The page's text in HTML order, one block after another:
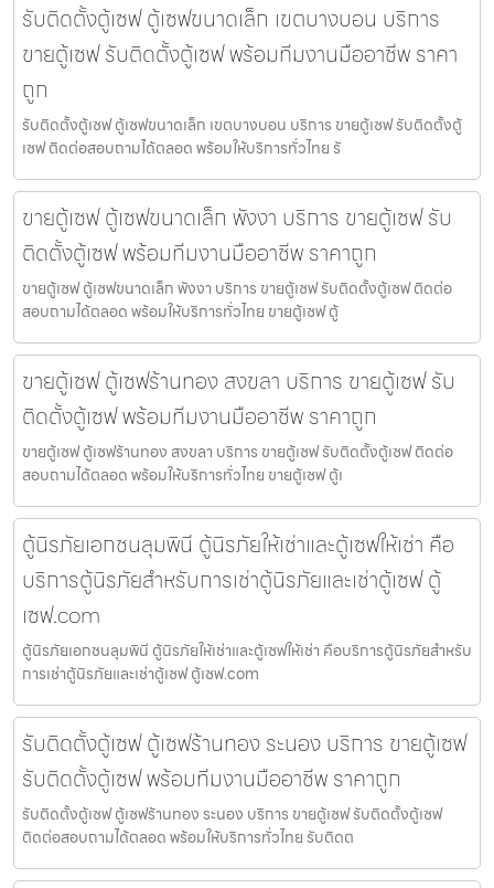
รับติดตั้งตู้เซฟ ตู้เซฟขนาดเล็ก เขตบางบอน บริการ
ขายตู้เซฟ รับติดตั้งตู้เซฟ พร้อมทีมงานมืออาชีพ ราคา
ถูก
รับติดตั้งตู้เซฟ ตู้เซฟขนาดเล็ก เขตบางบอน บริการ ขายตู้เซฟ รับติดตั้งตู้
เซฟ ติดต่อสอบถามได้ตลอด พร้อมให้บริการทั่วไทย รั
ขายตู้เซฟ ตู้เซฟขนาดเล็ก พังงา บริการ ขายตู้เซฟ รับ
ติดตั้งตู้เซฟ พร้อมทีมงานมืออาชีพ ราคาถูก
ขายตู้เซฟ ตู้เซฟขนาดเล็ก พังงา บริการ ขายตู้เซฟ รับติดตั้งตู้เซฟ ติดต่อ
สอบถามได้ตลอด พร้อมให้บริการทั่วไทย ขายตู้เซฟ ตู้
ขายตู้เซฟ ตู้เซฟร้านทอง สงขลา บริการ ขายตู้เซฟ รับ
ติดตั้งตู้เซฟ พร้อมทีมงานมืออาชีพ ราคาถูก
ขายตู้เซฟ ตู้เซฟร้านทอง สงขลา บริการ ขายตู้เซฟ รับติดตั้งตู้เซฟ ติดต่อ
สอบถามได้ตลอด พร้อมให้บริการทั่วไทย ขายตู้เซฟ ตู้เ
ตู้นิรภัยเอกชนลุมพินี ตู้นิรภัยให้เช่าและตู้เซฟให้เช่า คือ
บริการตู้นิรภัยสำหรับการเช่าตู้นิรภัยและเช่าตู้เซฟ ตู้
เซฟ.com
ตู้นิรภัยเอกชนลุมพินี ตู้นิรภัยให้เช่าและตู้เซฟให้เช่า คือบริการตู้นิรภัยสำหรับ
การเช่าตู้นิรภัยและเช่าตู้เซฟ ตู้เซฟ.com
รับติดตั้งตู้เซฟ ตู้เซฟร้านทอง ระนอง บริการ ขายตู้เซฟ
รับติดตั้งตู้เซฟ พร้อมทีมงานมืออาชีพ ราคาถูก
รับติดตั้งตู้เซฟ ตู้เซฟร้านทอง ระนอง บริการ ขายตู้เซฟ รับติดตั้งตู้เซฟ
ติดต่อสอบถามได้ตลอด พร้อมให้บริการทั่วไทย รับติดต